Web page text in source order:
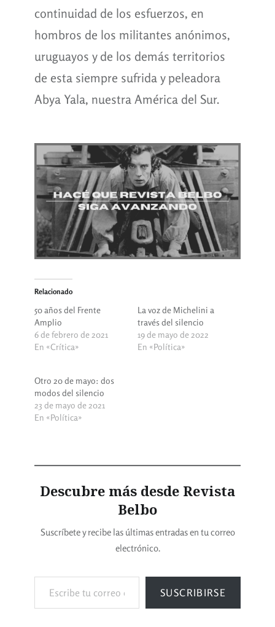
continuidad de los esfuerzos, en
hombros de los militantes anónimos,
uruguayos y de los demás territorios
de esta siempre sufrida y peleadora
Abya Yala, nuestra América del Sur.
Relacionado
50 años del Frente
Amplio
6 de febrero de 2021
En «Crítica»
La voz de Michelini a
través del silencio
19 de mayo de 2022
En «Política»
Otro 20 de mayo: dos
modos del silencio
23 de mayo de 2021
En «Política»
Descubre más desde Revista
Belbo
Suscríbete y recibe las últimas entradas en tu correo
electrónico.
SUSCRIBIRSE